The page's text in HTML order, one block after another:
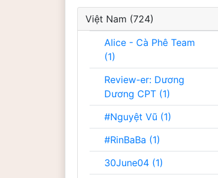
Việt Nam (724)
Alice - Cà Phê Team
(1)
Review-er: Dương
Dương CPT (1)
#Nguyệt Vũ (1)
#RinBaBa (1)
30June04 (1)